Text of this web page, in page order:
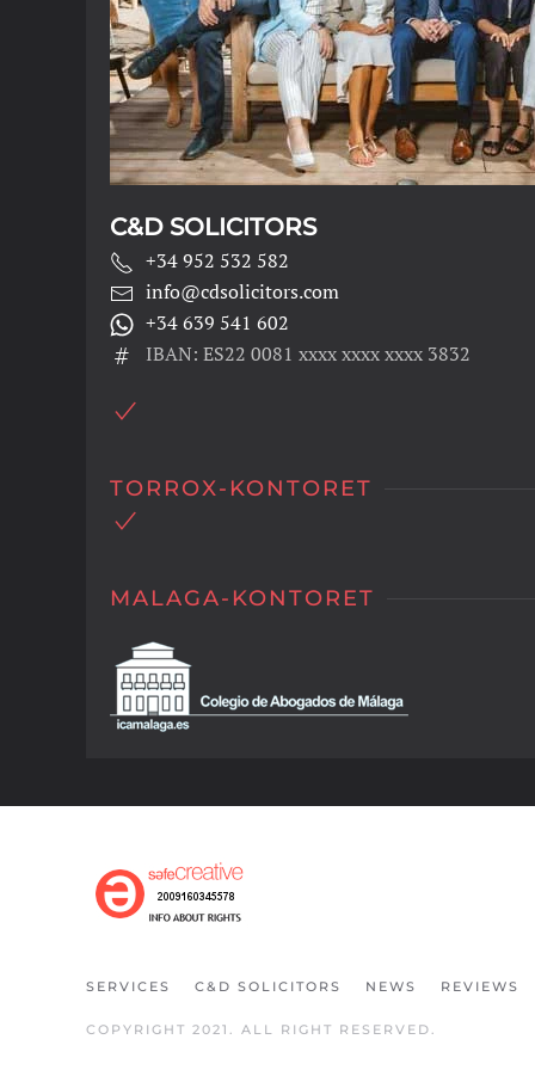
C&D SOLICITORS
+34 952 532 582
info@cdsolicitors.com
+34 639 541 602
IBAN: ES22 0081 xxxx xxxx xxxx 3832
TORROX-KONTORET
MALAGA-KONTORET
SERVICES C&D SOLICITORS NEWS REVIEWS
COPYRIGHT 2021. ALL RIGHT RESERVED.